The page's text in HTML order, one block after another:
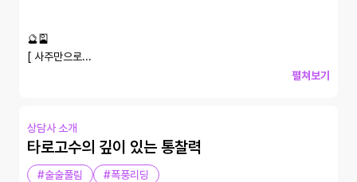
🔮🎴
[ 사주만으로...
펼쳐보기
상담사 소개
타로고수의 깊이 있는 통찰력
#술술풀림 #폭풍리딩